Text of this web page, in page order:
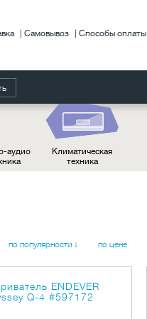
Самовывоз Способы оплаты
аудио
Климатическая
техника
по популярности ↓ по цене
ENDEVER
Q-4 #597172